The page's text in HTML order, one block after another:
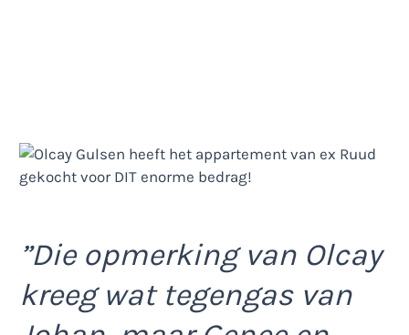
”Die opmerking van Olcay
kreeg wat tegengas van